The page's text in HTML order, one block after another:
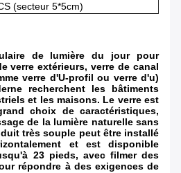
(secteur 5*5cm)
de lumière du jour pour
verre extérieurs, verre de canal
verre d'U-profil ou verre d'u)
recherchent les bâtiments
et les maisons. Le verre est
choix de caractéristiques,
de la lumière naturelle sans
très souple peut être installé
et est disponible
23 pieds, avec filmer des
répondre à des exigences de